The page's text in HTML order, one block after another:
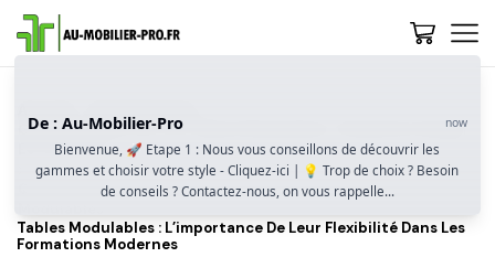
Guide Complet Sur Les Tables Modulables : Flexibilité, Design
Et Praticité
Quels Secteurs D’activité Bénéficient Le Plus Des Tables
Tables Modulables : L’importance De Leur Flexibilité Dans Les
Formations Modernes
De : Au-Mobilier-Pro now
Bienvenue, 🚀 Etape 1 : Nous vous conseillons de découvrir les
gammes et choisir votre style - Cliquez-ici | 💡 Trop de choix ? Besoin
de conseils ? Contactez-nous, on vous rappelle...